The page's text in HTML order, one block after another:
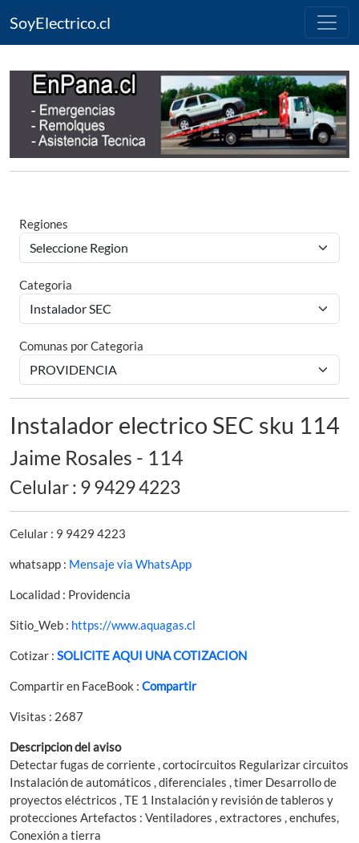
SoyElectrico.cl
Regiones
Categoria
Comunas por Categoria
Instalador electrico SEC sku 114
Jaime Rosales - 114
Celular : 9 9429 4223
Celular : 9 9429 4223
whatsapp : Mensaje via WhatsApp
Localidad : Providencia
Sitio_Web : https://www.aquagas.cl
Cotizar : SOLICITE AQUI UNA COTIZACION
Compartir en FaceBook : Compartir
Visitas : 2687
Descripcion del aviso
Detectar fugas de corriente , cortocircuitos Regularizar circuitos
Instalación de automáticos , diferenciales , timer Desarrollo de
proyectos eléctricos , TE 1 Instalación y revisión de tableros y
protecciones Artefactos : Ventiladores , extractores , enchufes,
Conexión a tierra